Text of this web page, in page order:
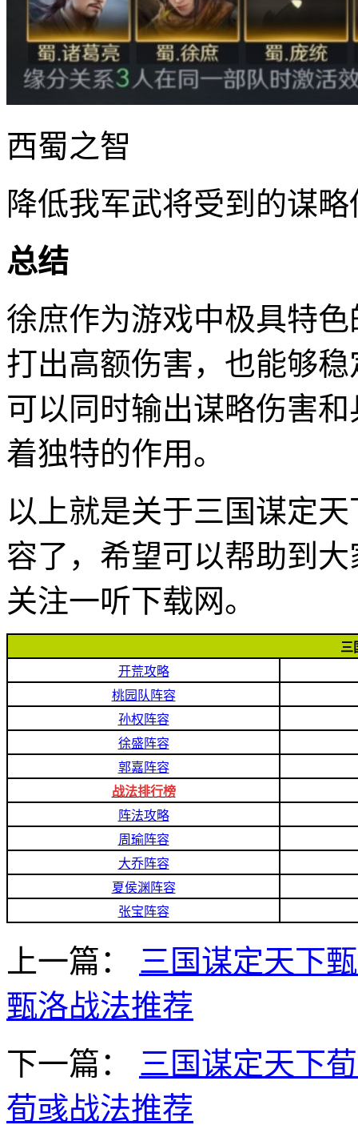
西蜀之智
降低我军武将受到的谋
总结
徐庶作为游戏中极具特
打出高额伤害，也能够
可以同时输出谋略伤害
着独特的作用。
以上就是关于三国谋定
容了，希望可以帮助到
关注一听下载网。
三
开荒攻略
桃园队阵容
孙权阵容
徐盛阵容
郭嘉阵容
战法排行榜
阵法攻略
周瑜阵容
大乔阵容
夏侯渊阵容
张宝阵容
上一篇：
三国谋定天下
甄洛战法推荐
下一篇：
三国谋定天下
荀彧战法推荐